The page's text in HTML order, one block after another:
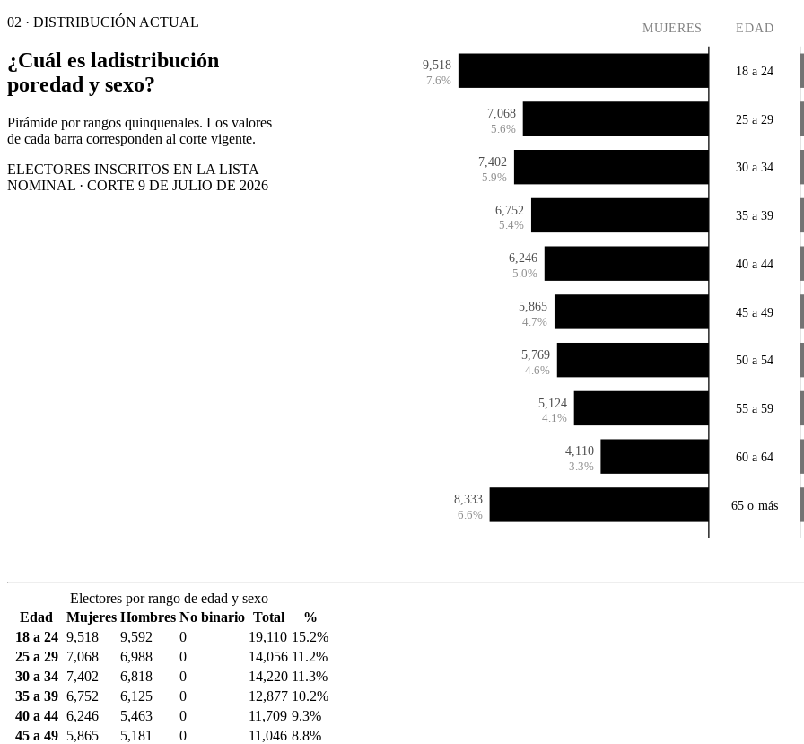
02 · DISTRIBUCIÓN ACTUAL
¿Cuál es ladistribución
poredad y sexo?
Pirámide por rangos quinquenales. Los valores
de cada barra corresponden al corte vigente.
ELECTORES INSCRITOS EN LA LISTA
NOMINAL · CORTE 9 DE JULIO DE 2026
MUJERES EDAD
9,518
7.6%
18 a 24
7,068
5.6%
25 a 29
7,402
5.9%
30 a 34
6,752
5.4%
35 a 39
6,246
5.0%
40 a 44
5,865
4.7%
45 a 49
5,769
4.6%
50 a 54
5,124
4.1%
55 a 59
4,110
3.3%
60 a 64
8,333
6.6%
65 o más
Electores por rango de edad y sexo
Edad
Mujeres Hombres No binario Total
%
18 a 24 9,518 9,592 0 19,110 15.2%
25 a 29
7,068 6,988 0 14,056 11.2%
30 a 34
7,402 6,818 0 14,220 11.3%
35 a 39 6,752 6,125 0 12,877 10.2%
40 a 44 6,246 5,463 0 11,709 9.3%
45 a 49
5,865 5,181 0 11,046 8.8%